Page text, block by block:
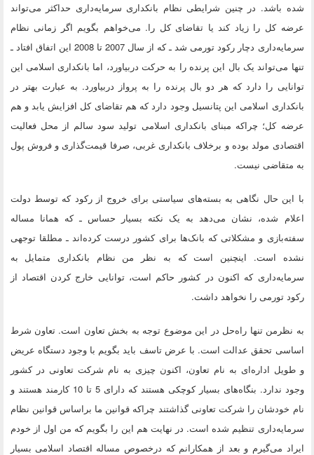
شده باشد. در چنین شرایطی نظام بانکداری سرمایه‌داری حداکثر می‌تواند
عرضه کل را زیاد کند یا تقاضای کل را. می‌خواهم بگویم اگر زمانی نظام
سرمایه‌داری دچار رکود تورمی شد ـ که از سال 2007 تا 2008 این اتفاق افتاد ـ
تنها می‌تواند یک بال این پرنده را به حرکت دربیاورد، اما بانکداری اسلامی این
توانایی را دارد که هر دو بال پرنده را به پرواز دربیاورد. به عبارت بهتر در
بانکداری اسلامی این پتانسیل وجود دارد که هم تقاضای کل افزایش یابد و هم
عرضه کل؛ چراکه مبنای بانکداری اسلامی تولید سود سالم از محل فعالیت
اقتصادی مولد بوده و برخلاف بانکداری غربی، صرفا قیمت‌گذاری و فروش پول
به متقاضی نیست.
با این حال نگاهی به بسته‌های سیاستی برای خروج از رکود که توسط دولت
اعلام شده، نشان می‌دهد به یک نکته بسیار حساس ـ که همانا مساله
سفته‌بازی و مشکلاتی که بانک‌ها برای کشور درست کرده‌اند ـ مطلقا توجهی
نشده است. اینچنین است که به نظر من نظام بانکداری متمایل به
سرمایه‌داری که اکنون در کشور حاکم است، توانایی خارج کردن اقتصاد از
رکود تورمی را نخواهد داشت.
به نظرمن تنها راه‌حل در این موضوع توجه به بخش تعاون است. تعاون شرط
اساسی تحقق عدالت است. با عرض تاسف باید بگویم با وجود دستگاه عریض
و طویل اداره‌ای به نام تعاون، اکنون چیزی به نام شرکت تعاونی در کشور
وجود ندارد. بنگاه‌های بسیار کوچکی هستند که دارای 5 تا 10 کارمند هستند و
نام خودشان را شرکت تعاونی گذاشتند چراکه قوانین ما براساس قوانین نظام
سرمایه‌داری تنظیم شده است.​ در نهایت هم این را بگویم که من اول از خودم
ایراد می‌گیرم و بعد از همکارانم که درخصوص مساله اقتصاد اسلامی بسیار